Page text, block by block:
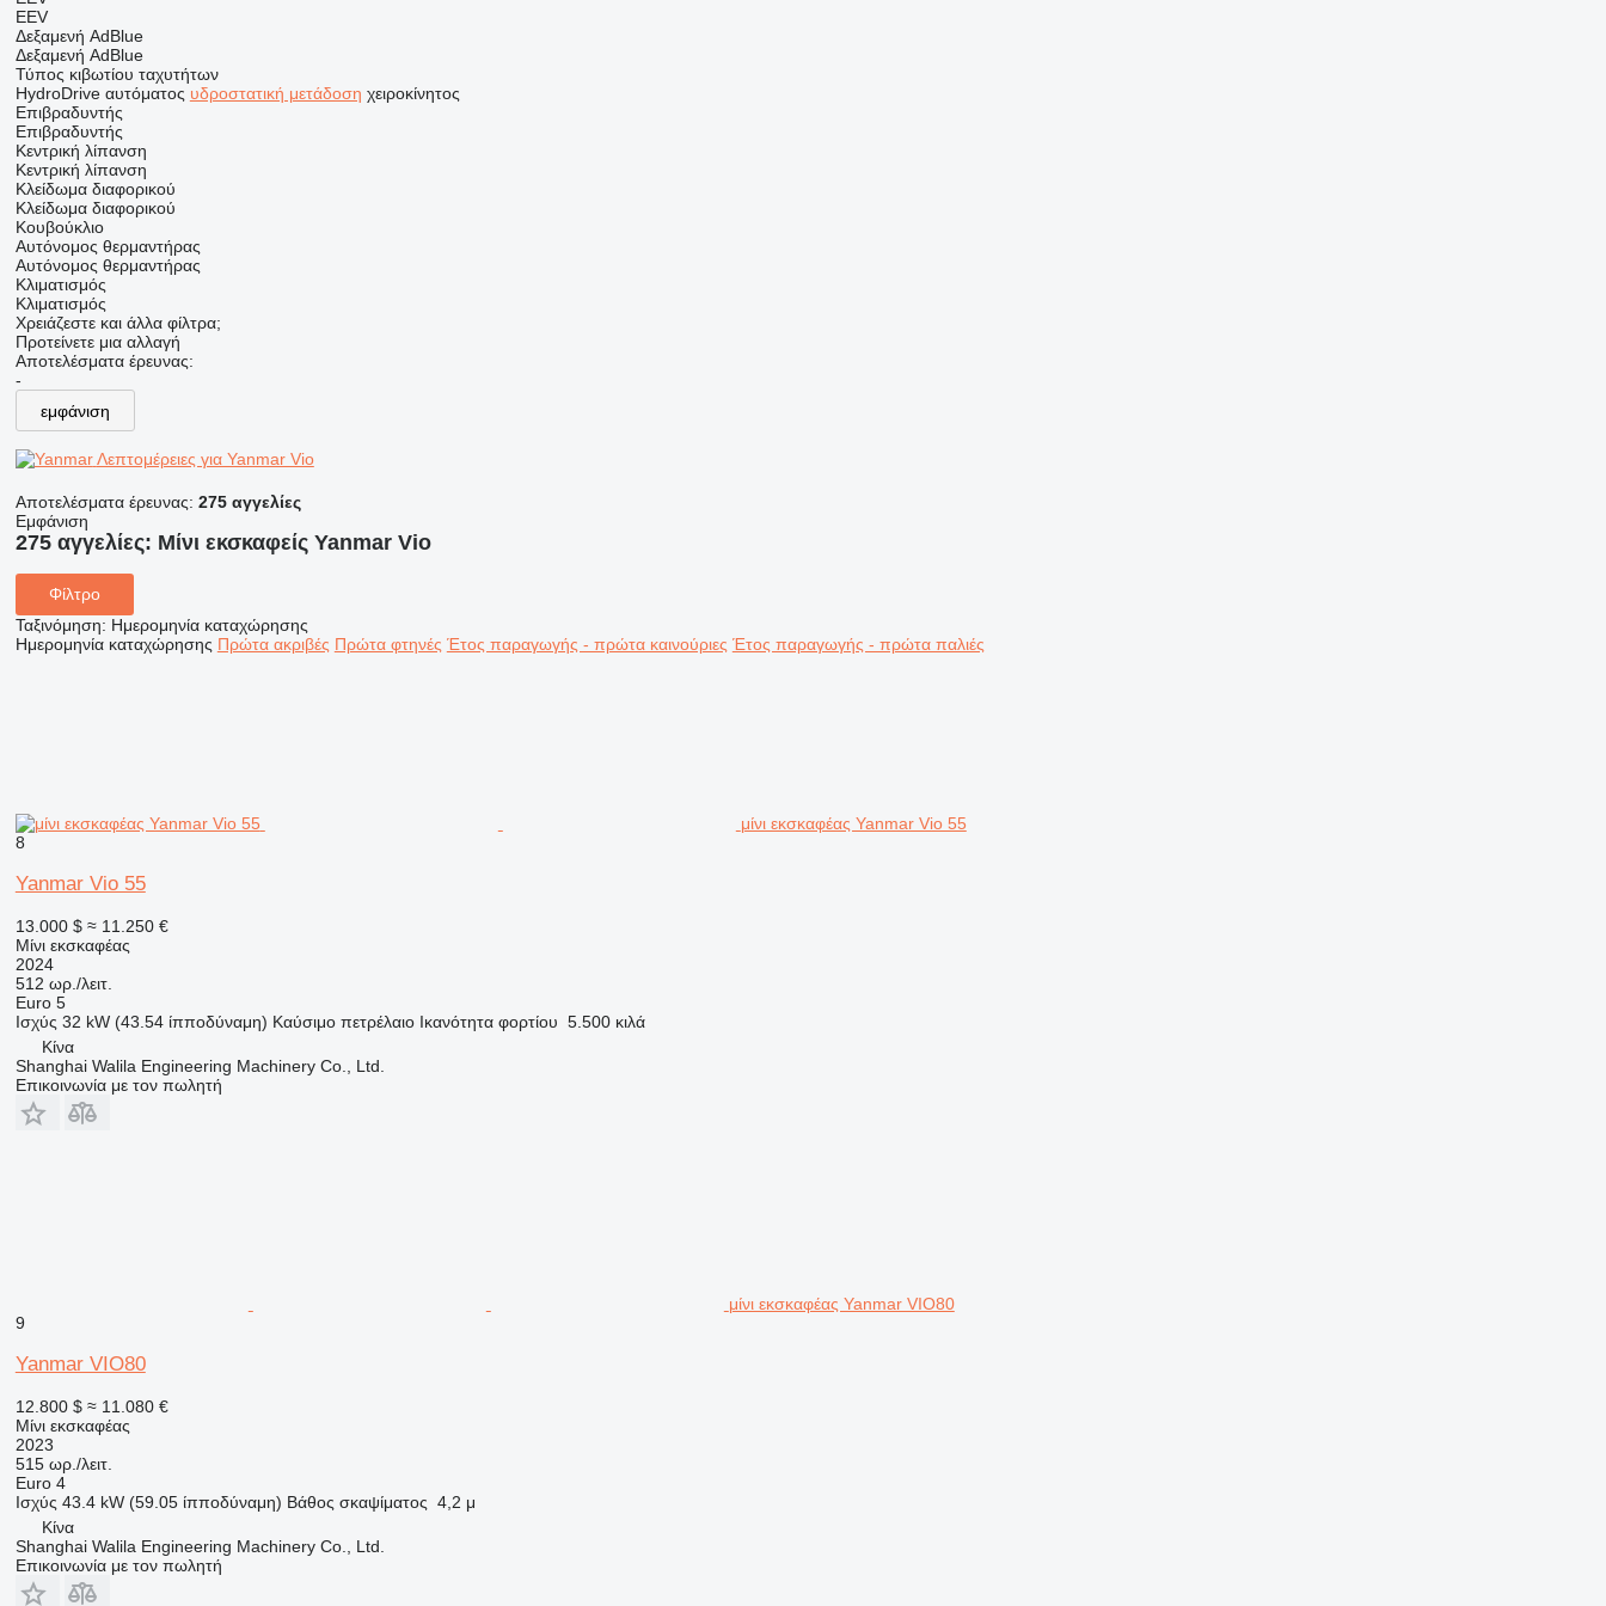
EEV
Δεξαμενή AdBlue
Δεξαμενή AdBlue
Τύπος κιβωτίου ταχυτήτων
HydroDrive αυτόματος υδροστατική μετάδοση χειροκίνητος
Επιβραδυντής
Επιβραδυντής
Κεντρική λίπανση
Κεντρική λίπανση
Κλείδωμα διαφορικού
Κλείδωμα διαφορικού
Κουβούκλιο
Αυτόνομος θερμαντήρας
Αυτόνομος θερμαντήρας
Κλιματισμός
Κλιματισμός
Χρειάζεστε και άλλα φίλτρα;
Προτείνετε μια αλλαγή
Αποτελέσματα έρευνας:
-
εμφάνιση
Λεπτομέρειες για Yanmar Vio
Αποτελέσματα έρευνας: 275 αγγελίες
Εμφάνιση
275 αγγελίες: Μίνι εκσκαφείς Yanmar Vio
Φίλτρο
Ταξινόμηση: Ημερομηνία καταχώρησης
Ημερομηνία καταχώρησης Πρώτα ακριβές Πρώτα φτηνές Έτος παραγωγής - πρώτα καινούριες Έτος παραγωγής - πρώτα παλιές
μίνι εκσκαφέας Yanmar Vio 55
8
Yanmar Vio 55
13.000 $ ≈ 11.250 €
Μίνι εκσκαφέας
2024
512 ωρ./λειτ.
Euro 5
Ισχύς 32 kW (43.54 ίπποδύναμη) Καύσιμο πετρέλαιο Ικανότητα φορτίου 5.500 κιλά
Κίνα
Shanghai Walila Engineering Machinery Co., Ltd.
Επικοινωνία με τον πωλητή
μίνι εκσκαφέας Yanmar VIO80
9
Yanmar VIO80
12.800 $ ≈ 11.080 €
Μίνι εκσκαφέας
2023
515 ωρ./λειτ.
Euro 4
Ισχύς 43.4 kW (59.05 ίπποδύναμη) Βάθος σκαψίματος 4,2 μ
Κίνα
Shanghai Walila Engineering Machinery Co., Ltd.
Επικοινωνία με τον πωλητή